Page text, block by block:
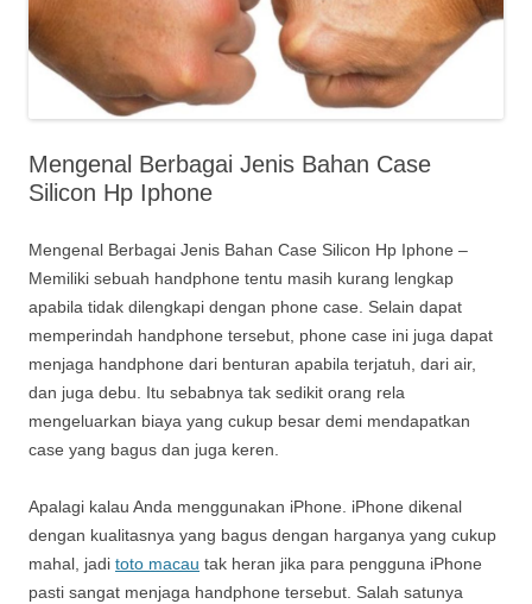
Mengenal Berbagai Jenis Bahan Case
Silicon Hp Iphone
Mengenal Berbagai Jenis Bahan Case Silicon Hp Iphone –
Memiliki sebuah handphone tentu masih kurang lengkap
apabila tidak dilengkapi dengan phone case. Selain dapat
memperindah handphone tersebut, phone case ini juga dapat
menjaga handphone dari benturan apabila terjatuh, dari air,
dan juga debu. Itu sebabnya tak sedikit orang rela
mengeluarkan biaya yang cukup besar demi mendapatkan
case yang bagus dan juga keren.
Apalagi kalau Anda menggunakan iPhone. iPhone dikenal
dengan kualitasnya yang bagus dengan harganya yang cukup
mahal, jadi toto macau tak heran jika para pengguna iPhone
pasti sangat menjaga handphone tersebut. Salah satunya